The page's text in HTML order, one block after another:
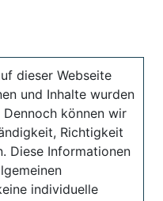
dieser Webseite
und Inhalte wurden
können wir
Richtigkeit
Diese Informationen
individuelle